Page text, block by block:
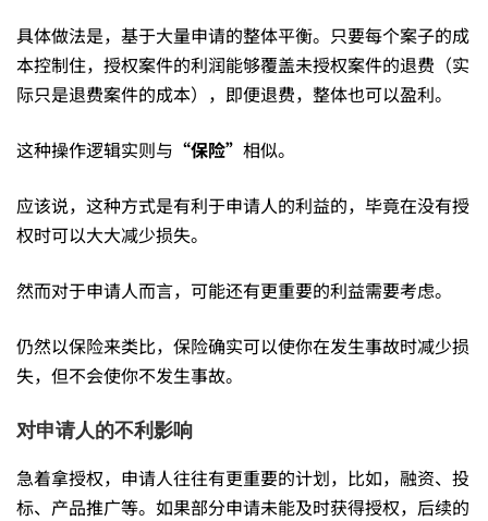
十
拿
九
稳
——
风
险
具体做法是，基于大量申请的整体平衡。只要每个案子的成
本控制住，授权案件的利润能够覆盖未授权案件的退费（实
际只是退费案件的成本），即便退费，整体也可以盈利。
这种操作逻辑实则与 “保险” 相似。
应该说，这种方式是有利于申请人的利益的，毕竟在没有授
权时可以大大减少损失。
然而对于申请人而言，可能还有更重要的利益需要考虑。
仍然以保险来类比，保险确实可以使你在发生事故时减少损
失，但不会使你不发生事故。
对申请人的不利影响
急着拿授权，申请人往往有更重要的计划，比如，融资、投
标、产品推广等。如果部分申请未能及时获得授权，后续的